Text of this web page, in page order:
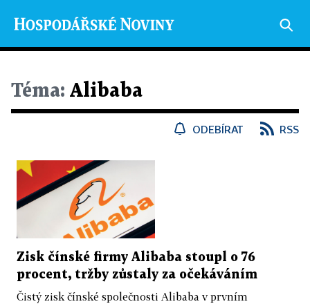
Téma: Alibaba
ODEBÍRAT RSS
Zisk čínské firmy Alibaba stoupl o 76
procent, tržby zůstaly za očekáváním
Čistý zisk čínské společnosti Alibaba v prvním